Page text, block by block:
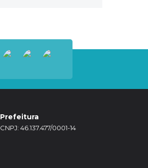
Prefeitura
CNPJ: 46.137.477/0001-14